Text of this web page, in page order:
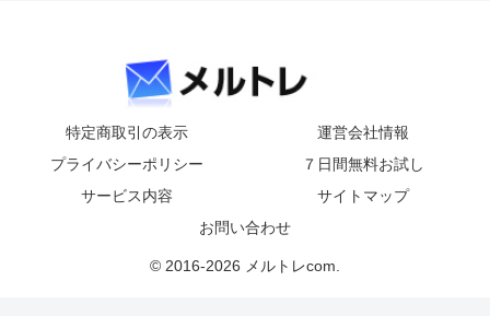
特定商取引の表示
運営会社情報
プライバシーポリシー
７日間無料お試し
サービス内容
サイトマップ
お問い合わせ
© 2016-2026 メルトレcom.